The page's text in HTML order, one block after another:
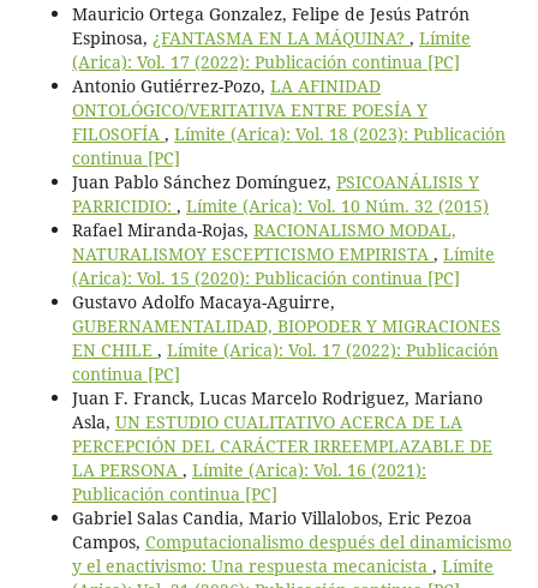
Mauricio Ortega Gonzalez, Felipe de Jesús Patrón
Espinosa, ¿FANTASMA EN LA MÁQUINA? , Límite
(Arica): Vol. 17 (2022): Publicación continua [PC]
Antonio Gutiérrez-Pozo, LA AFINIDAD
ONTOLÓGICO/VERITATIVA ENTRE POESÍA Y
FILOSOFÍA , Límite (Arica): Vol. 18 (2023): Publicación
continua [PC]
Juan Pablo Sánchez Domínguez, PSICOANÁLISIS Y
PARRICIDIO: , Límite (Arica): Vol. 10 Núm. 32 (2015)
Rafael Miranda-Rojas, RACIONALISMO MODAL,
NATURALISMOY ESCEPTICISMO EMPIRISTA , Límite
(Arica): Vol. 15 (2020): Publicación continua [PC]
Gustavo Adolfo Macaya-Aguirre,
GUBERNAMENTALIDAD, BIOPODER Y MIGRACIONES
EN CHILE , Límite (Arica): Vol. 17 (2022): Publicación
continua [PC]
Juan F. Franck, Lucas Marcelo Rodriguez, Mariano
Asla, UN ESTUDIO CUALITATIVO ACERCA DE LA
PERCEPCIÓN DEL CARÁCTER IRREEMPLAZABLE DE
LA PERSONA , Límite (Arica): Vol. 16 (2021):
Publicación continua [PC]
Gabriel Salas Candia, Mario Villalobos, Eric Pezoa
Campos, Computacionalismo después del dinamicismo
y el enactivismo: Una respuesta mecanicista , Límite